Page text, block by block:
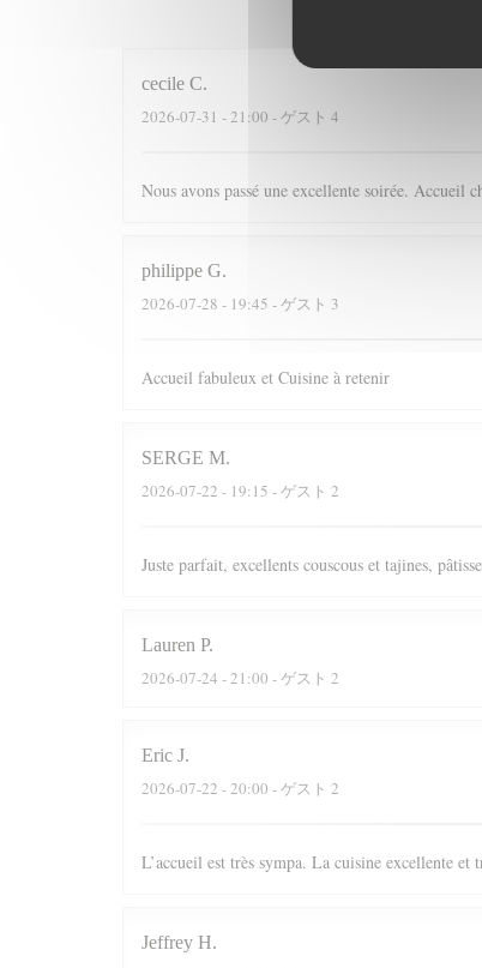
cecile C
2026-07-31 - 21:00 - ゲスト 4
Nous avons passé une excellente soirée. Accueil
philippe G
2026-07-28 - 19:45 - ゲスト 3
Accueil fabuleux et Cuisine à retenir
SERGE M
2026-07-22 - 19:15 - ゲスト 2
Juste parfait, excellents couscous et tajines,
Lauren P
2026-07-24 - 21:00 - ゲスト 2
Eric J
2026-07-22 - 20:00 - ゲスト 2
L’accueil est très sympa. La cuisine excellente et
Jeffrey H